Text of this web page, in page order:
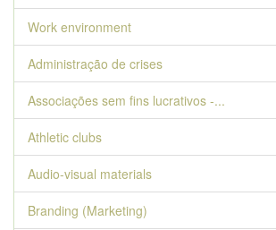
Work environment
Administração de crises
Associações sem fins lucrativos -...
Athletic clubs
Audio-visual materials
Branding (Marketing)